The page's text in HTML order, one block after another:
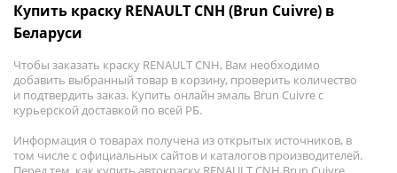
Купить краску RENAULT CNH (Brun Cuivre) в
Беларуси
Чтобы заказать краску RENAULT CNH, Вам необходимо
добавить выбранный товар в корзину, проверить количество
и подтвердить заказ. Купить онлайн эмаль Brun Cuivre с
курьерской доставкой по всей РБ.
Информация о товарах получена из открытых источников, в
том числе с официальных сайтов и каталогов производителей.